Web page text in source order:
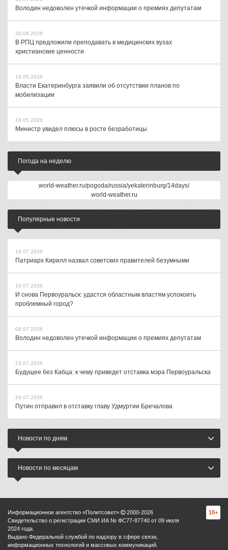
Володин недоволен утечкой информации о премиях депутатам
30.06.2026
В РПЦ предложили преподавать в медицинских вузах
христианские ценности
19.05.2026
Власти Екатеринбурга заявили об отсутствии планов по
мобилизации
18.05.2026
Министр увидел плюсы в росте безработицы
Погода на неделю
world-weather.ru/pogoda/russia/yekaterinburg/14days/
world-weather.ru
Популярные новости
16.07.2026
Патриарх Кирилл назвал советских правителей безумными
10.07.2026
И снова Первоуральск: удастся областным властям успокоить
проблемный город?
08.07.2026
Володин недоволен утечкой информации о премиях депутатам
23.07.2026
Будущее без Кабца: к чему приведет отставка мэра Первоуральска
29.07.2026
Путин отправил в отставку главу Удмуртии Бречалова
Новости по дням
Новости по месяцам
Информационное агентство «Политсовет» 2000-2026
Свидетельство о регистрации СМИ ИА № ФС77-87740 от 09 июля
2024 года.
Выдано Федеральной службой по надзору в сфере связи,
информационных технологий и массовых коммуникаций.
18+